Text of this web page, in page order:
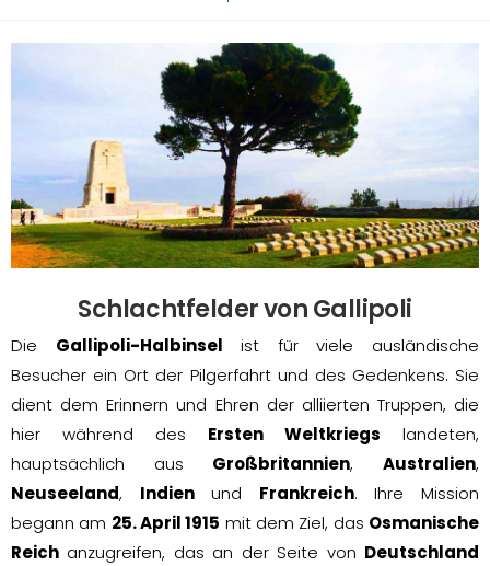
Schlachtfelder von Gallipoli
Die Gallipoli-Halbinsel ist für viele ausländische
Besucher ein Ort der Pilgerfahrt und des Gedenkens. Sie
dient dem Erinnern und Ehren der alliierten Truppen, die
hier während des Ersten Weltkriegs landeten,
hauptsächlich aus Großbritannien,Australien,
Neuseeland, Indienund Frankreich. Ihre Mission
begann am 25. April 1915 mit dem Ziel, das Osmanische
Reich anzugreifen, das an der Seite von Deutschland